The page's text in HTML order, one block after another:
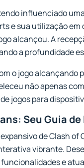
influenciado
e sua utilização
alcançou. A
a profundidade
o jogo
não apenas
jogos para
Seu Guia
de Clash of
vibrante.
e